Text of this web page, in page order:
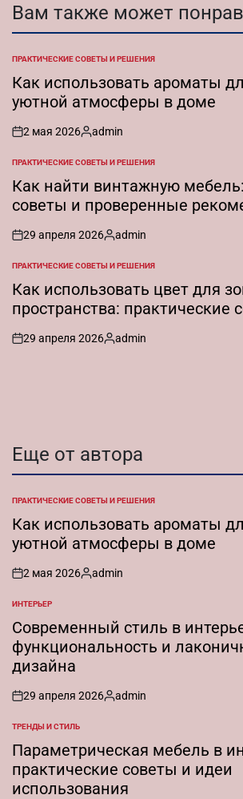
Вам также может
ОПУБЛИКОВАНО
В
ПРАКТИЧЕСКИЕ СОВЕТЫ И РЕШЕНИЯ
Как использовать ароматы
уютной атмосферы в доме
on
2 мая 2026
Запись
admin
ОПУБЛИКОВАНО
В
ПРАКТИЧЕСКИЕ СОВЕТЫ И РЕШЕНИЯ
Как найти винтажную
советы и проверенные
on
29 апреля 2026
Запись
admin
ОПУБЛИКОВАНО
В
ПРАКТИЧЕСКИЕ СОВЕТЫ И РЕШЕНИЯ
Как использовать цвет для
пространства: практические
on
29 апреля 2026
Запись
admin
Еще от автора
ОПУБЛИКОВАНО
В
ПРАКТИЧЕСКИЕ СОВЕТЫ И РЕШЕНИЯ
Как использовать ароматы
уютной атмосферы в доме
on
2 мая 2026
Запись
admin
ОПУБЛИКОВАНО
В
ИНТЕРЬЕР
Современный стиль в
функциональность и
дизайна
on
29 апреля 2026
Запись
admin
ОПУБЛИКОВАНО
В
ТРЕНДЫ И СТИЛЬ
Параметрическая мебель в
практические советы и идеи
использования